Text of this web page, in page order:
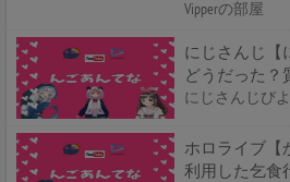
Vipperの部屋
にじさんじ【
どうだった？
にじさんじび
ホロライブ【
利用した乞食